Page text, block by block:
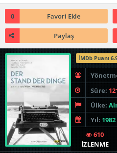
0 Favori Ekle
Paylaş
İMDb Puanı
Süre:
Ülke:
Yıl: 1982
610
İZLENME